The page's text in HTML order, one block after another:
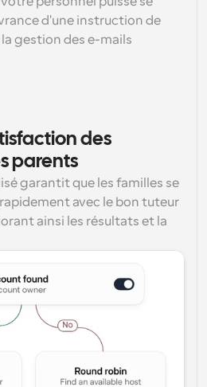
d'une instruction de
gestion des e-mails
des
parents
garantit que les familles se
avec le bon tuteur
ainsi les résultats et la